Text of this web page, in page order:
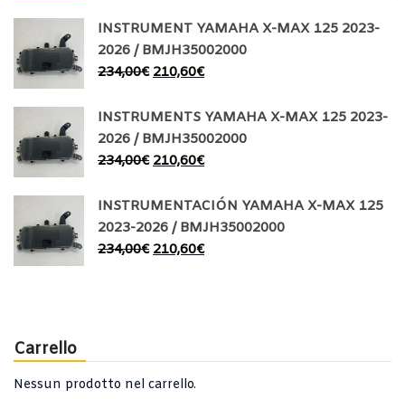
INSTRUMENT YAMAHA X-MAX 125 2023-
2026 / BMJH35002000
234,00€ 210,60€
INSTRUMENTS YAMAHA X-MAX 125 2023-
2026 / BMJH35002000
234,00€ 210,60€
INSTRUMENTACIÓN YAMAHA X-MAX 125
2023-2026 / BMJH35002000
234,00€ 210,60€
Carrello
Nessun prodotto nel carrello.